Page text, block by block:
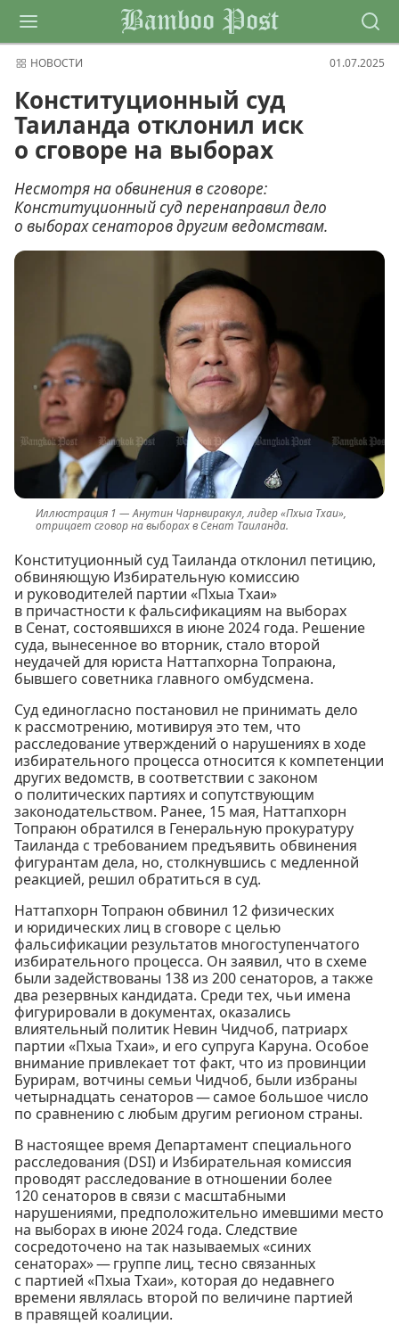
Bamboo Post
НОВОСТИ 01.07.2025
Конституционный суд
Таиланда отклонил иск
о сговоре на выборах
Несмотря на обвинения в сговоре:
Конституционный суд перенаправил дело
о выборах сенаторов другим ведомствам.
Анутин Чарнвиракул, лидер «Пхыа Тхаи»,
отрицает сговор на выборах в Сенат Таиланда.
Конституционный суд Таиланда отклонил петицию,
обвиняющую Избирательную комиссию
и руководителей партии «Пхыа Тхаи»
в причастности к фальсификациям на выборах
в Сенат, состоявшихся в июне 2024 года. Решение
суда, вынесенное во вторник, стало второй
неудачей для юриста Наттапхорна Топраюна,
бывшего советника главного омбудсмена.
Суд единогласно постановил не принимать дело
к рассмотрению, мотивируя это тем, что
расследование утверждений о нарушениях в ходе
избирательного процесса относится к компетенции
других ведомств, в соответствии с законом
о политических партиях и сопутствующим
законодательством. Ранее, 15 мая, Наттапхорн
Топраюн обратился в Генеральную прокуратуру
Таиланда с требованием предъявить обвинения
фигурантам дела, но, столкнувшись с медленной
реакцией, решил обратиться в суд.
Наттапхорн Топраюн обвинил 12 физических
и юридических лиц в сговоре с целью
фальсификации результатов многоступенчатого
избирательного процесса. Он заявил, что в схеме
были задействованы 138 из 200 сенаторов, а также
два резервных кандидата. Среди тех, чьи имена
фигурировали в документах, оказались
влиятельный политик Невин Чидчоб, патриарх
партии «Пхыа Тхаи», и его супруга Каруна. Особое
внимание привлекает тот факт, что из провинции
Бурирам, вотчины семьи Чидчоб, были избраны
четырнадцать сенаторов — самое большое число
по сравнению с любым другим регионом страны.
В настоящее время Департамент специального
расследования (DSI) и Избирательная комиссия
проводят расследование в отношении более
120 сенаторов в связи с масштабными
нарушениями, предположительно имевшими место
на выборах в июне 2024 года. Следствие
сосредоточено на так называемых «синих
сенаторах» — группе лиц, тесно связанных
с партией «Пхыа Тхаи», которая до недавнего
времени являлась второй по величине партией
в правящей коалиции.